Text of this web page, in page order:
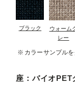
ブラック
ウォーム
レー
カラーサンプル
座：バイオPET